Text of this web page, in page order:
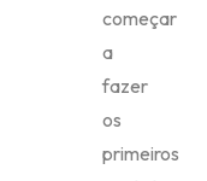
começar
a
fazer
os
primeiros